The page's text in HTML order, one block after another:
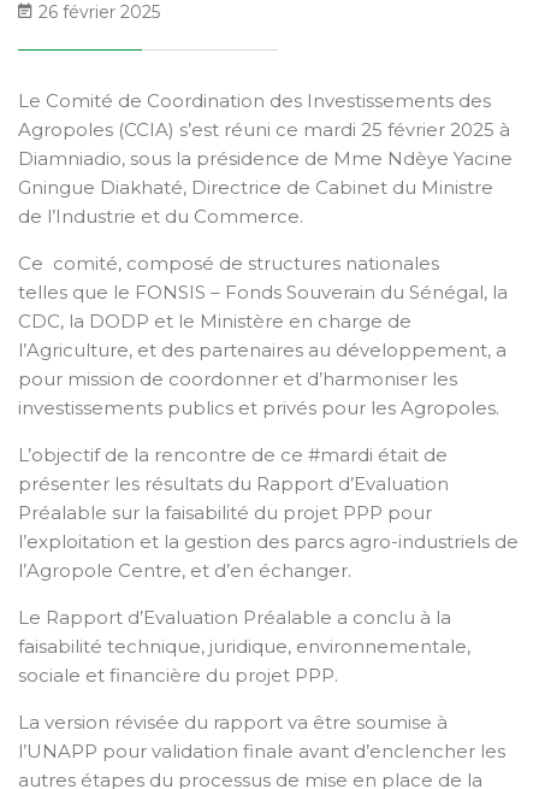
26 février 2025
Le Comité de Coordination des Investissements des
Agropoles (CCIA) s’est réuni ce mardi 25 février 2025 à
Diamniadio, sous la présidence de Mme Ndèye Yacine
Gningue Diakhaté, Directrice de Cabinet du Ministre
de l’Industrie et du Commerce.
Ce comité, composé de structures nationales
telles que le FONSIS – Fonds Souverain du Sénégal, la
CDC, la DODP et le Ministère en charge de
l’Agriculture, et des partenaires au développement, a
pour mission de coordonner et d’harmoniser les
investissements publics et privés pour les Agropoles.
L’objectif de la rencontre de ce #mardi était de
présenter les résultats du Rapport d’Evaluation
Préalable sur la faisabilité du projet PPP pour
l’exploitation et la gestion des parcs agro-industriels de
l’Agropole Centre, et d’en échanger.
Le Rapport d’Evaluation Préalable a conclu à la
faisabilité technique, juridique, environnementale,
sociale et financière du projet PPP.
La version révisée du rapport va être soumise à
l’UNAPP pour validation finale avant d’enclencher les
autres étapes du processus de mise en place de la